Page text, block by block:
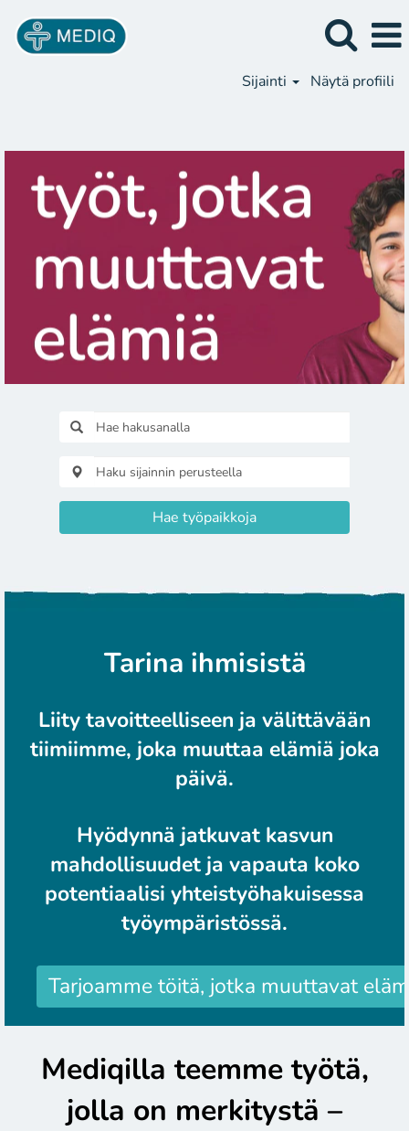
Sijainti Näytä profiili
Hae työpaikkoja
Tarina ihmisistä
Liity tavoitteelliseen ja välittävään
tiimiimme, joka muuttaa elämiä joka
päivä.
Hyödynnä jatkuvat kasvun
mahdollisuudet ja vapauta koko
potentiaalisi yhteistyöhakuisessa
työympäristössä.
Tarjoamme töitä, jotka muuttavat
Mediqilla teemme työtä,
jolla on merkitystä –